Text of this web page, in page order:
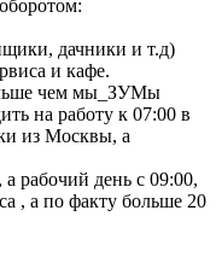
дачники и т.д)
и кафе.
чем мы_ЗУМы
на работу к 07:00 в
из Москвы, а
рабочий день с 09:00,
, а по факту больше 20